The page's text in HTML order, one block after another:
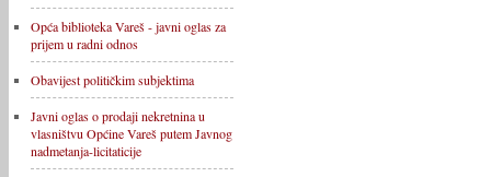
Opća biblioteka Vareš - javni oglas za
prijem u radni odnos
Obavijest političkim subjektima
Javni oglas o prodaji nekretnina u
vlasništvu Općine Vareš putem Javnog
nadmetanja-licitaticije